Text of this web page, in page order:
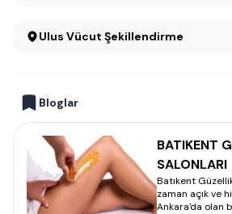
Ulus Vücut Şekillendirme
Bloglar
BATIKENT
SALONLARI
Batıkent
zaman açık ve
Ankara'da olan